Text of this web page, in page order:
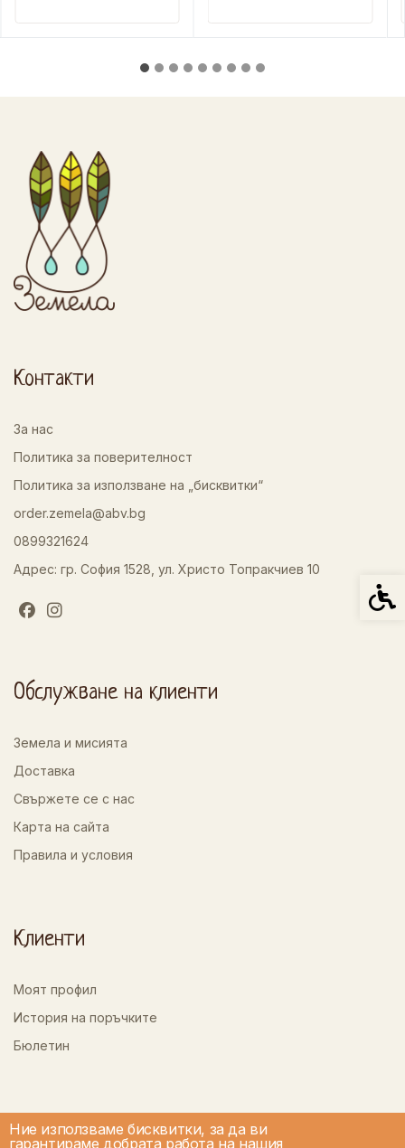
Ние използваме бисквитки, за да ви
гарантираме добрата работа на нашия
Контакти
За нас
Политика за поверителност
Политика за използване на „бисквитки“
order.zemela@abv.bg
0899321624
Адрес: гр. София 1528, ул. Христо Топракчиев 10
Обслужване на клиенти
Земела и мисията
Доставка
Свържете се с нас
Карта на сайта
Правила и условия
Клиенти
Моят профил
История на поръчките
Бюлетин